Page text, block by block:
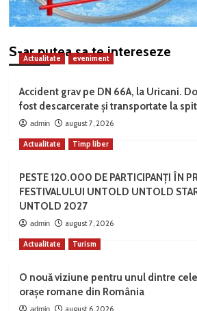
S-ar putea sa te intereseze
Actualitate eveniment
Accident grav pe DN 66A, la Uricani.
fost descarcerate și transportate la
admin august 7, 2026
Actualitate Timp liber
PESTE 120.000 DE PARTICIPANȚI ÎN
FESTIVALULUI UNTOLD UNTOLD
UNTOLD 2027
admin august 7, 2026
Actualitate Turism
O nouă viziune pentru unul dintre
orașe romane din România
admin august 6, 2026